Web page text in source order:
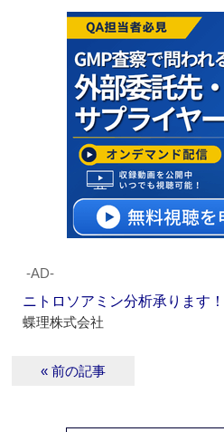
‐AD‐
ニトロソアミン分析承ります
蝶理株式会社
« 前の記事